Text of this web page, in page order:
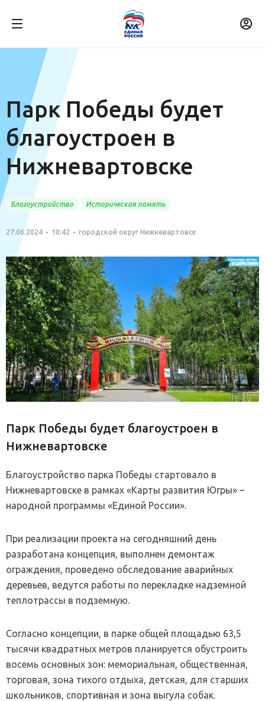
Парк Победы будет
благоустроен в
Нижневартовске
Благоустройство Историческая память
27.06.2024 10:42 городской округ Нижневартовск
Парк Победы будет благоустроен в
Нижневартовске
Благоустройство парка Победы стартовало в
Нижневартовске в рамках «Карты развития Югры» –
народной программы «Единой России».
При реализации проекта на сегодняшний день
разработана концепция, выполнен демонтаж
ограждения, проведено обследование аварийных
деревьев, ведутся работы по перекладке надземной
теплотрассы в подземную.
Согласно концепции, в парке общей площадью 63,5
тысячи квадратных метров планируется обустроить
восемь основных зон: мемориальная, общественная,
торговая, зона тихого отдыха, детская, для старших
школьников, спортивная и зона выгула собак.